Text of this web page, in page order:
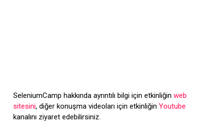
SeleniumCamp hakkında ayrıntılı bilgi için etkinliğin web
sitesini, diğer konuşma videoları için etkinliğin Youtube
kanalını ziyaret edebilirsiniz.